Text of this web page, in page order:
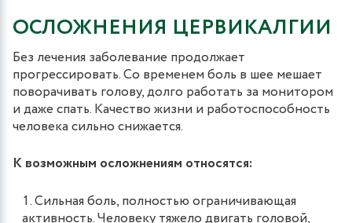
ОСЛОЖНЕНИЯ ЦЕРВИКАЛГИИ
Без лечения заболевание продолжает
прогрессировать. Со временем боль в шее мешает
поворачивать голову, долго работать за монитором
и даже спать. Качество жизни и работоспособность
человека сильно снижается.
К возможным осложнениям относятся:
Сильная боль, полностью ограничивающая
активность. Человеку тяжело двигать головой,